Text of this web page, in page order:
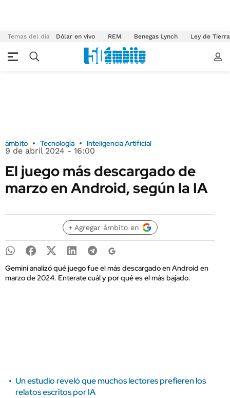
Temas del día Dólar en vivo REM Benegas Lynch Ley de
ámbito Tecnología Inteligencia Artificial
9 de abril 2024 - 16:00
El juego más descargado de
marzo en Android, según la IA
+ Agregar ámbito en
Gemini analizó qué juego fue el más descargado en Android en
marzo de 2024. Enterate cuál y por qué es el más bajado.
Un estudio reveló que muchos lectores prefieren los
relatos escritos por IA